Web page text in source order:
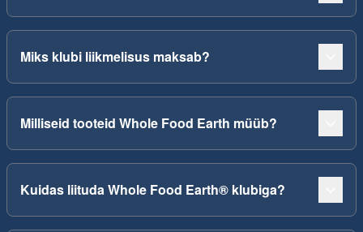
Miks klubi liikmelisus maksab?
Milliseid tooteid Whole Food Earth müüb?
Kuidas liituda Whole Food Earth® klubiga?